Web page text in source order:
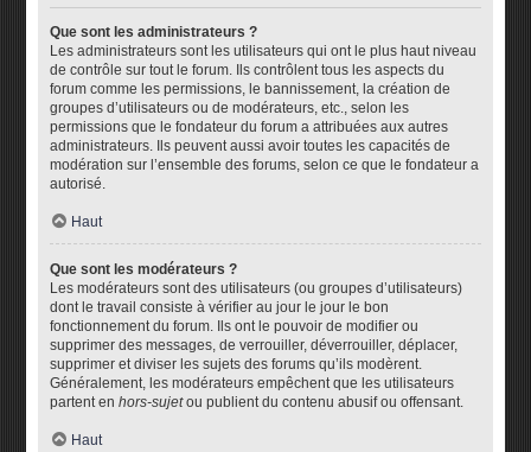
Que sont les administrateurs ?
Les administrateurs sont les utilisateurs qui ont le plus haut niveau
de contrôle sur tout le forum. Ils contrôlent tous les aspects du
forum comme les permissions, le bannissement, la création de
groupes d’utilisateurs ou de modérateurs, etc., selon les
permissions que le fondateur du forum a attribuées aux autres
administrateurs. Ils peuvent aussi avoir toutes les capacités de
modération sur l’ensemble des forums, selon ce que le fondateur a
autorisé.
Haut
Que sont les modérateurs ?
Les modérateurs sont des utilisateurs (ou groupes d’utilisateurs)
dont le travail consiste à vérifier au jour le jour le bon
fonctionnement du forum. Ils ont le pouvoir de modifier ou
supprimer des messages, de verrouiller, déverrouiller, déplacer,
supprimer et diviser les sujets des forums qu’ils modèrent.
Généralement, les modérateurs empêchent que les utilisateurs
partent enhors-sujetou publient du contenu abusif ou offensant.
Haut